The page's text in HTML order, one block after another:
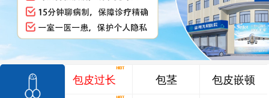
包皮过长 包茎 包皮嵌顿